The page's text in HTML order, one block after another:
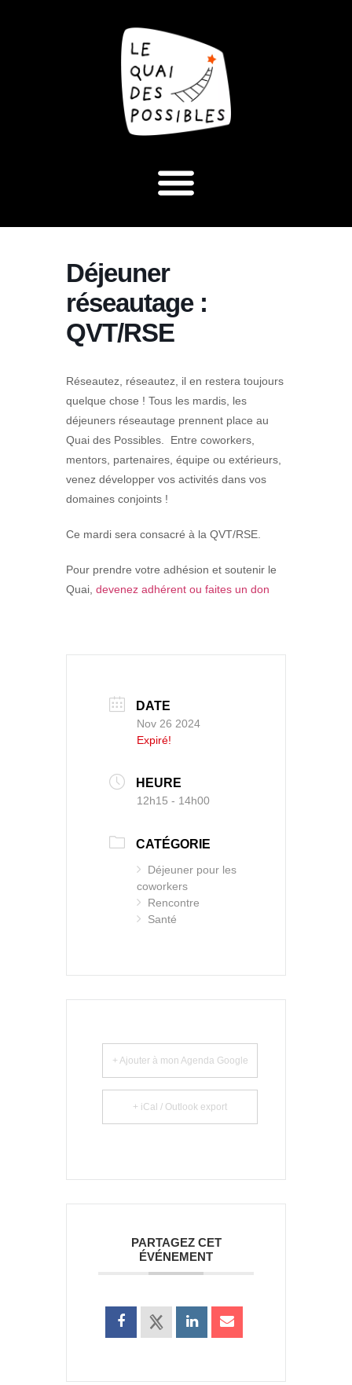
Déjeuner
réseautage :
QVT/RSE
Réseautez, réseautez, il en restera toujours
quelque chose ! Tous les mardis, les
déjeuners réseautage prennent place au
Quai des Possibles. Entre coworkers,
mentors, partenaires, équipe ou extérieurs,
venez développer vos activités dans vos
domaines conjoints !
Ce mardi sera consacré à la QVT/RSE.
Pour prendre votre adhésion et soutenir le
Quai, devenez adhérent ou faites un don
DATE
Nov 26 2024
Expiré!
HEURE
12h15 - 14h00
CATÉGORIE
Déjeuner pour les
coworkers
Rencontre
Santé
+ Ajouter à mon Agenda Google
+ iCal / Outlook export
PARTAGEZ CET
ÉVÉNEMENT